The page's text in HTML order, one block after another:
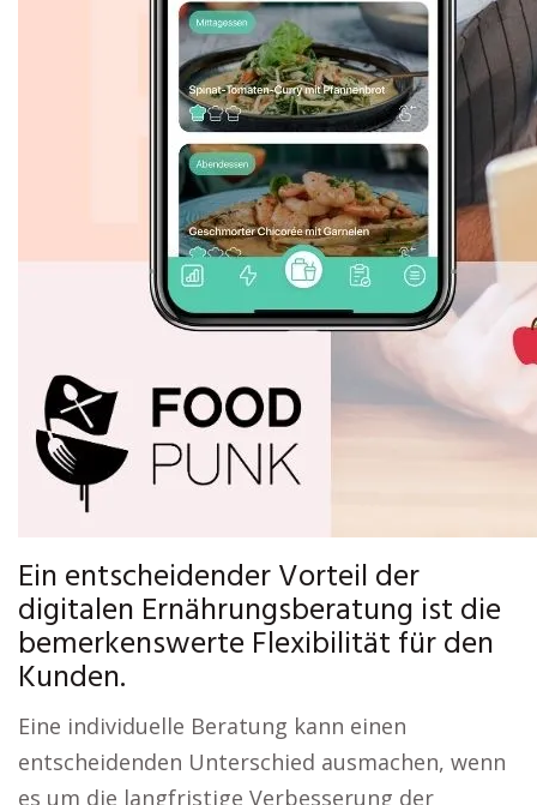
Ein entscheidender Vorteil der
digitalen Ernährungsberatung ist die
bemerkenswerte Flexibilität für den
Kunden.
Eine individuelle Beratung kann einen
entscheidenden Unterschied ausmachen, wenn
es um die langfristige Verbesserung der